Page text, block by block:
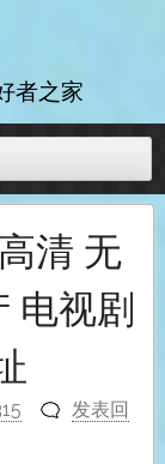
者之家
清 无
电视剧
发表回